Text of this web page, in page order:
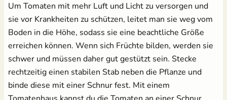
Um Tomaten mit mehr Luft und Licht zu versorgen und
sie vor Krankheiten zu schützen, leitet man sie weg vom
Boden in die Höhe, sodass sie eine beachtliche Größe
erreichen können. Wenn sich Früchte bilden, werden sie
schwer und müssen daher gut gestützt sein. Stecke
rechtzeitig einen stabilen Stab neben die Pflanze und
binde diese mit einer Schnur fest. Mit einem